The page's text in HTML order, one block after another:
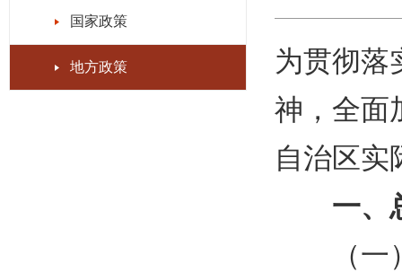
国家政策
地方政策
为贯彻落
神，全面
自治区实
一、
（